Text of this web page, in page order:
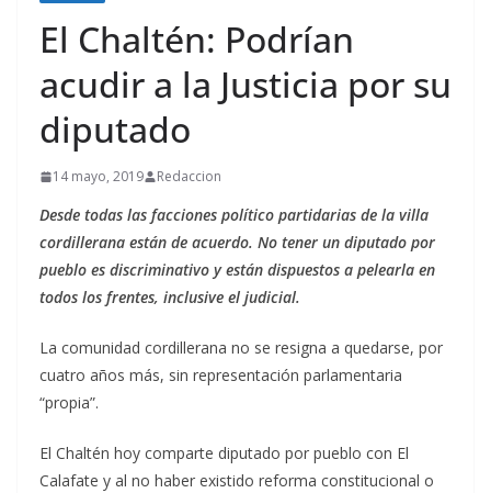
El Chaltén: Podrían
acudir a la Justicia por su
diputado
14 mayo, 2019 Redaccion
Desde todas las facciones político partidarias de la villa
cordillerana están de acuerdo. No tener un diputado por
pueblo es discriminativo y están dispuestos a pelearla en
todos los frentes, inclusive el judicial.
La comunidad cordillerana no se resigna a quedarse, por
cuatro años más, sin representación parlamentaria
“propia”.
El Chaltén hoy comparte diputado por pueblo con El
Calafate y al no haber existido reforma constitucional o